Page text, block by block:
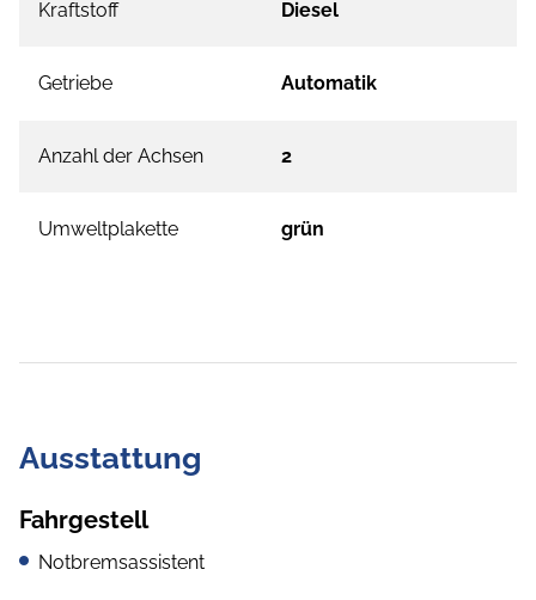
Kraftstoff Diesel
Getriebe Automatik
Anzahl der Achsen 2
Umweltplakette grün
Ausstattung
Fahrgestell
Notbremsassistent